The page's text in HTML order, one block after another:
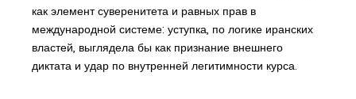
как элемент суверенитета и равных прав в
международной системе: уступка, по логике иранских
властей, выглядела бы как признание внешнего
диктата и удар по внутренней легитимности курса.